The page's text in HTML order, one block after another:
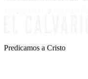
Predicamos a Cristo